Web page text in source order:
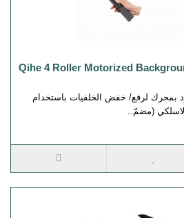
Qihe 4 Roller Motorized
بمحرك لرفع/ خفض الخلفيات باستخدام
(مضمّ..